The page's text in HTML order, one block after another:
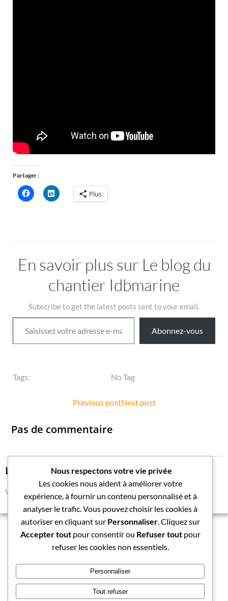
Partager :
Plus
En savoir plus sur Le blog du
chantier Idbmarine
Subscribe to get the latest posts sent to your email.
Saisissez votre adresse e-mail…
Abonnez-vous
Tags: No Tag
Post
navigation
Previous postPost
Next post
Pas de commentaire
Laisser un commentaire
Vous devez vous connecter pour publier un commentaire.
© 2026 Le blog du chantier Idbmarine. Created for free
Nous respectons votre vie privée
Les cookies nous aident à améliorer votre
expérience, à fournir un contenu personnalisé et à
analyser le trafic. Vous pouvez choisir les cookies à
autoriser en cliquant sur Personnaliser. Cliquez sur
Accepter toutpour consentir ou Refuser toutpour
refuser les cookies non essentiels.
Personnaliser
Tout refuser